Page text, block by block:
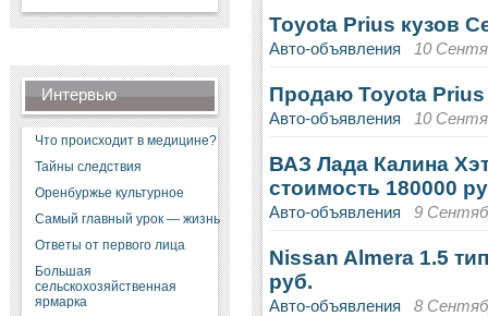
Интервью
Что происходит в медицине?
Тайны следствия
Оренбуржье культурное
Самый главный урок — жизнь
Ответы от первого лица
Большая
сельскохозяйственная
ярмарка
Toyota Prius кузов
Авто-объявления 10
Продаю Toyota Prius
Авто-объявления 10
ВАЗ Лада Калина
стоимость 180000
Авто-объявления 9
Nissan Almera 1.5
руб.
Авто-объявления 8